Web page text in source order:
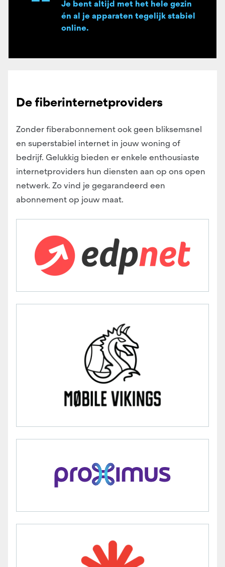
Je bent altijd met het hele gezin
én al je apparaten tegelijk stabiel
online.
De fiberinternetproviders
Zonder fiberabonnement ook geen bliksemsnel
en superstabiel internet in jouw woning of
bedrijf. Gelukkig bieden er enkele enthousiaste
internetproviders hun diensten aan op ons open
netwerk. Zo vind je gegarandeerd een
abonnement op jouw maat.